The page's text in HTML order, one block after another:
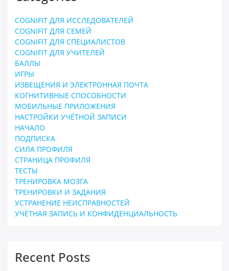
COGNIFIT ДЛЯ ИССЛЕДОВАТЕЛЕЙ
COGNIFIT ДЛЯ СЕМЕЙ
COGNIFIT ДЛЯ СПЕЦИАЛИСТОВ
COGNIFIT ДЛЯ УЧИТЕЛЕЙ
БАЛЛЫ
ИГРЫ
ИЗВЕЩЕНИЯ И ЭЛЕКТРОННАЯ ПОЧТА
КОГНИТИВНЫЕ СПОСОБНОСТИ
МОБИЛЬНЫЕ ПРИЛОЖЕНИЯ
НАСТРОЙКИ УЧЁТНОЙ ЗАПИСИ
НАЧАЛО
ПОДПИСКА
СИЛА ПРОФИЛЯ
СТРАНИЦА ПРОФИЛЯ
ТЕСТЫ
ТРЕНИРОВКА МОЗГА
ТРЕНИРОВКИ И ЗАДАНИЯ
УСТРАНЕНИЕ НЕИСПРАВНОСТЕЙ
УЧЁТНАЯ ЗАПИСЬ И КОНФИДЕНЦИАЛЬНОСТЬ
Recent Posts